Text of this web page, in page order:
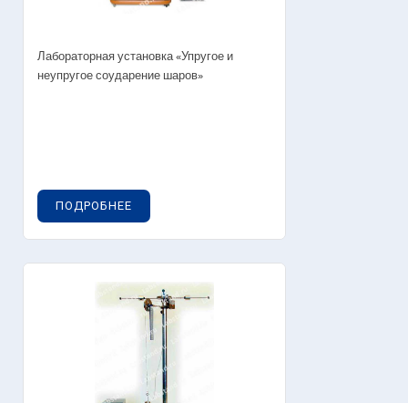
Лабораторная установка «Упругое и
неупругое соударение шаров»
ПОДРОБНЕЕ